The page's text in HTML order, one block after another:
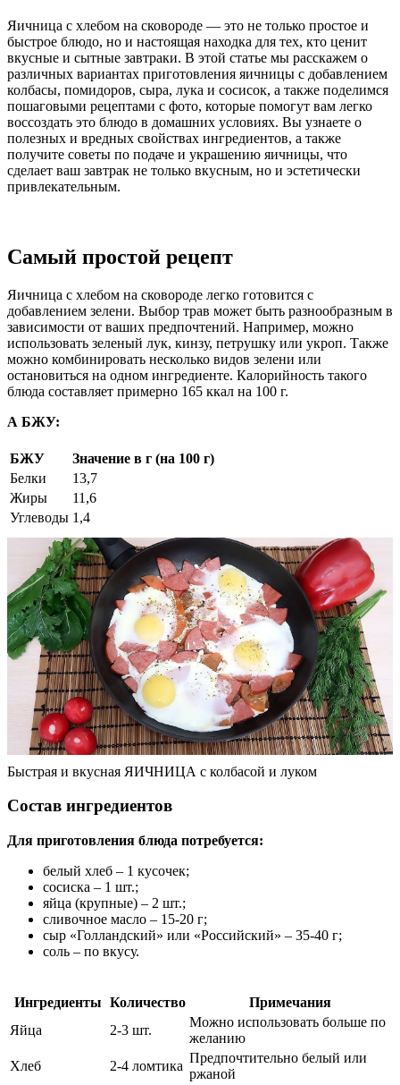
Яичница с хлебом на сковороде — это не только простое и
быстрое блюдо, но и настоящая находка для тех, кто ценит
вкусные и сытные завтраки. В этой статье мы расскажем о
различных вариантах приготовления яичницы с добавлением
колбасы, помидоров, сыра, лука и сосисок, а также поделимся
пошаговыми рецептами с фото, которые помогут вам легко
воссоздать это блюдо в домашних условиях. Вы узнаете о
полезных и вредных свойствах ингредиентов, а также
получите советы по подаче и украшению яичницы, что
сделает ваш завтрак не только вкусным, но и эстетически
привлекательным.
Самый простой рецепт
Яичница с хлебом на сковороде легко готовится с
добавлением зелени. Выбор трав может быть разнообразным в
зависимости от ваших предпочтений. Например, можно
использовать зеленый лук, кинзу, петрушку или укроп. Также
можно комбинировать несколько видов зелени или
остановиться на одном ингредиенте. Калорийность такого
блюда составляет примерно 165 ккал на 100 г.
А БЖУ:
БЖУ
Значение в г (на 100 г)
Белки
13,7
Жиры
11,6
Углеводы 1,4
Быстрая и вкусная ЯИЧНИЦА с колбасой и луком
Состав ингредиентов
Для приготовления блюда потребуется:
белый хлеб – 1 кусочек;
сосиска – 1 шт.;
яйца (крупные) – 2 шт.;
сливочное масло – 15-20 г;
сыр «Голландский» или «Российский» – 35-40 г;
соль – по вкусу.
Ингредиенты Количество
Примечания
Яйца
2-3 шт.
Можно использовать больше по
желанию
Хлеб
2-4 ломтика
Предпочтительно белый или
ржаной